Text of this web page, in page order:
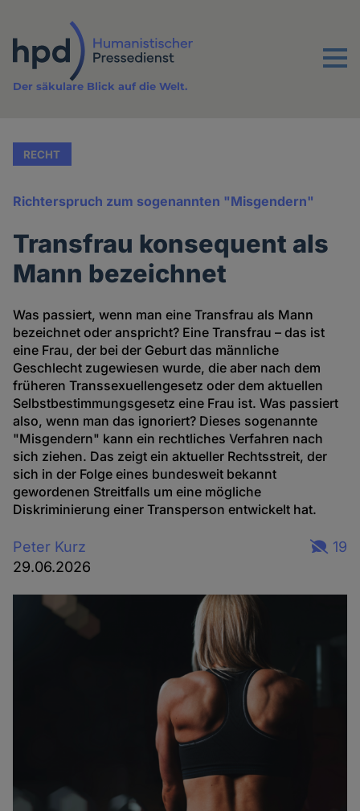
Inhalt
Menu
Der säkulare Blick auf die Welt.
RECHT
Richterspruch zum sogenannten "Misgendern"
Transfrau konsequent als
Mann bezeichnet
Was passiert, wenn man eine Transfrau als Mann
bezeichnet oder anspricht? Eine Transfrau – das ist
eine Frau, der bei der Geburt das männliche
Geschlecht zugewiesen wurde, die aber nach dem
früheren Transsexuellengesetz oder dem aktuellen
Selbstbestimmungsgesetz eine Frau ist. Was passiert
also, wenn man das ignoriert? Dieses sogenannte
"Misgendern" kann ein rechtliches Verfahren nach
sich ziehen. Das zeigt ein aktueller Rechtsstreit, der
sich in der Folge eines bundesweit bekannt
gewordenen Streitfalls um eine mögliche
Diskriminierung einer Transperson entwickelt hat.
Peter Kurz
29.06.2026
19